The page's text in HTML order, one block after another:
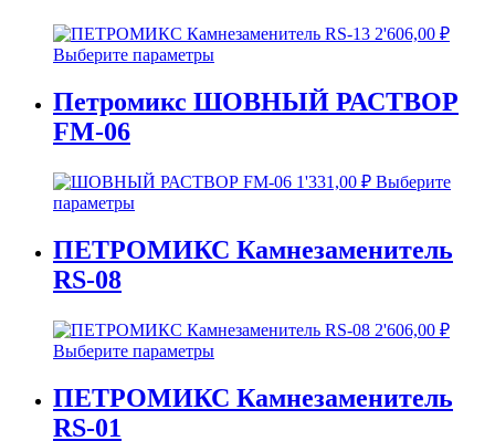
2'606,00 ₽
Выберите параметры
Петромикс ШОВНЫЙ РАСТВОР
FM-06
1'331,00 ₽ Выберите
параметры
ПЕТРОМИКС Камнезаменитель
RS-08
2'606,00 ₽
Выберите параметры
ПЕТРОМИКС Камнезаменитель
RS-01